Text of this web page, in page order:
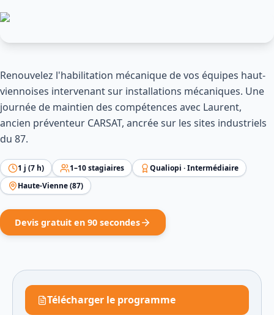
Renouvelez l'habilitation mécanique de vos équipes haut-
viennoises intervenant sur installations mécaniques. Une
journée de maintien des compétences avec Laurent,
ancien préventeur CARSAT, ancrée sur les sites industriels
du 87.
1 j (7 h) 1–10stagiaires Qualiopi ·Intermédiaire
Haute-Vienne(87)
Devis gratuit en 90 secondes
Télécharger le programme